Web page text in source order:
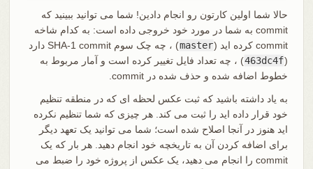
حالا شما اولين کارتون رو انجام دادين! شما می توانید ببینید که
commit به شما در مورد خود خروجی داده است: به کدام شاخه
commit کرده اید (
master
) ، چه چک سوم SHA-1 commit دارد
(
463dc4f) ، چه تعداد فایل تغییر کرده است و آمار مربوط به
خطوط اضافه شده و حذف شده در commit.
به یاد داشته باشید که ثبت عکس لحظه ای که در منطقه تنظیم
خود قرار داده اید را ثبت می کند. هر چیزی که شما تنظیم نکرده
اید هنوز در آنجا اصلاح شده است؛ شما می توانید یک تعهد دیگر
برای اضافه کردن آن به تاریخچه خود انجام دهید. هر بار که یک
commit را انجام می دهید، یک عکس از پروژه خود را ضبط می